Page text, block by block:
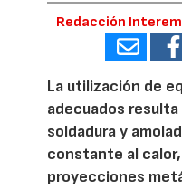
Redacción
La utilización de
adecuados
soldadura y
constante al
proyecciones